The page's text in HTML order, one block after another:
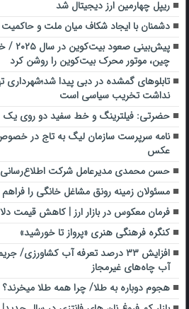
ریپل چهارمین ارز دیجیتال شد
دشمنان با ایجاد شکاف میان ملت و
پیش‌بینی
چین، موتور محرک بیت‌کوین را روشن کرد
تابلوهای گمشده در دبی پیدا شد؛شهرداری
نداشت تخریب سیاسی است
حضرتی: فیلترینگ و خط سفید دو روی یک
نامه سرپرست سازمان لیگ به تاج در خصوص
عکس
حسن محمدی مدیرعامل شرکت
مسئولان زمینه رونق مشاغل خانگی را فراهم
فرمان معکوس در بازار ارز | کاهش قیمت دلار
کنگره فرهنگی هنری «پرواز تا خورشید»
آب چاه‌های غیرمجاز
هجوم دوباره به طلا/ چرا همه طلا میخرند؟